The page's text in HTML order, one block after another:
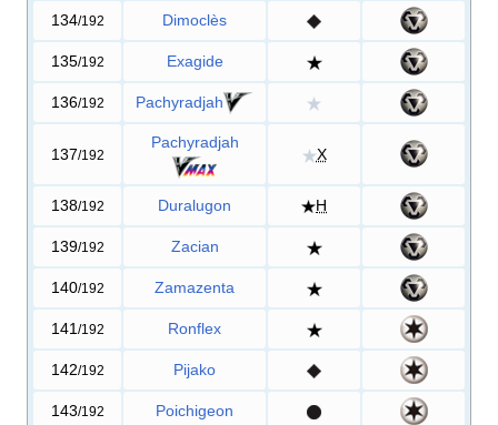
134/192 Dimoclès
135/192 Exagide
136/192 Pachyradjah
137/192
Pachyradjah
X
138/192 Duralugon H
139/192 Zacian
140/192 Zamazenta
141 /192 Ronflex
142/192 Pijako
143/192 Poichigeon